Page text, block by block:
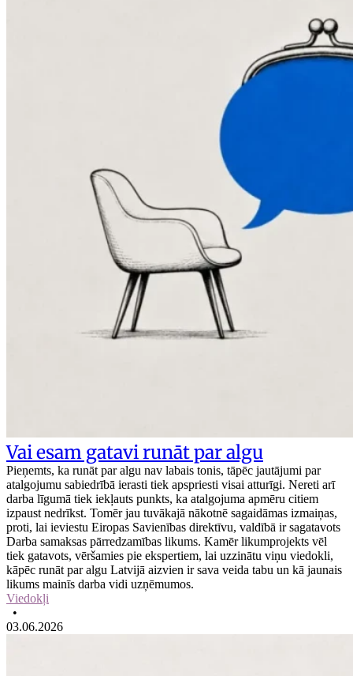
Vai esam gatavi runāt par algu
Pieņemts, ka runāt par algu nav labais tonis, tāpēc jautājumi par
atalgojumu sabiedrībā ierasti tiek apspriesti visai atturīgi. Nereti arī
darba līgumā tiek iekļauts punkts, ka atalgojuma apmēru citiem
izpaust nedrīkst. Tomēr jau tuvākajā nākotnē sagaidāmas izmaiņas,
proti, lai ieviestu Eiropas Savienības direktīvu, valdībā ir sagatavots
Darba samaksas pārredzamības likums. Kamēr likumprojekts vēl
tiek gatavots, vēršamies pie ekspertiem, lai uzzinātu viņu viedokli,
kāpēc runāt par algu Latvijā aizvien ir sava veida tabu un kā jaunais
likums mainīs darba vidi uzņēmumos.
Viedokļi
•
03.06.2026